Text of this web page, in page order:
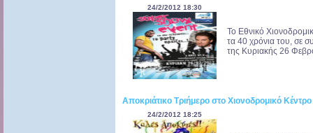
24/2/2012 18:30
Το Εθνικό
τα 40 χρόνια του, σε
της Κυριακής 26
Αποκριάτικο Τριήμερο στο Χιονοδρομικό
24/2/2012 18:25